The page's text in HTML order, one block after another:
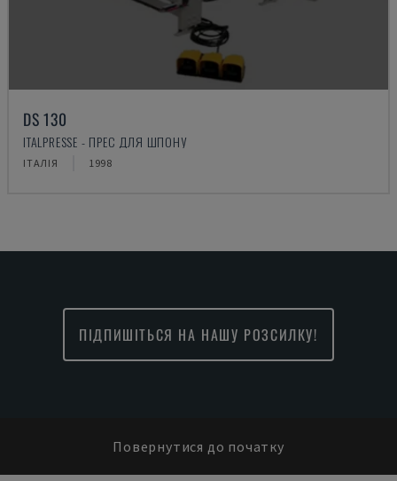
DS 130
ITALPRESSE - ПРЕС ДЛЯ ШПОНУ
ІТАЛІЯ 1998
ПІДПИШІТЬСЯ НА НАШУ РОЗСИЛКУ!
Повернутися до початку